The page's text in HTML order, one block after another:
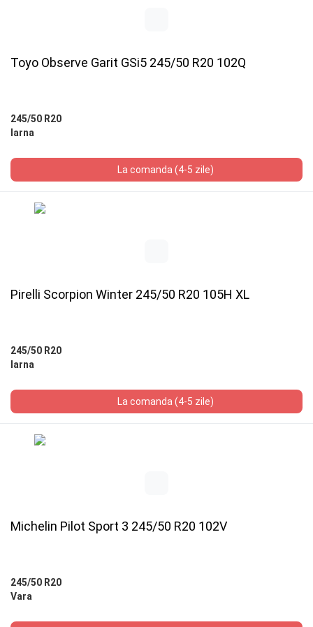
Toyo Observe Garit GSi5 245/50 R20 102Q
245/50 R20
Iarna
La comanda (4-5 zile)
Pirelli Scorpion Winter 245/50 R20 105H XL
245/50 R20
Iarna
La comanda (4-5 zile)
Michelin Pilot Sport 3 245/50 R20 102V
245/50 R20
Vara